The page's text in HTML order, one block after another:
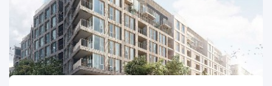
Гімназія №19 «Межигірська»
Навчання
Київський національний університет театр 260 м
Університет «Україна» 326 м